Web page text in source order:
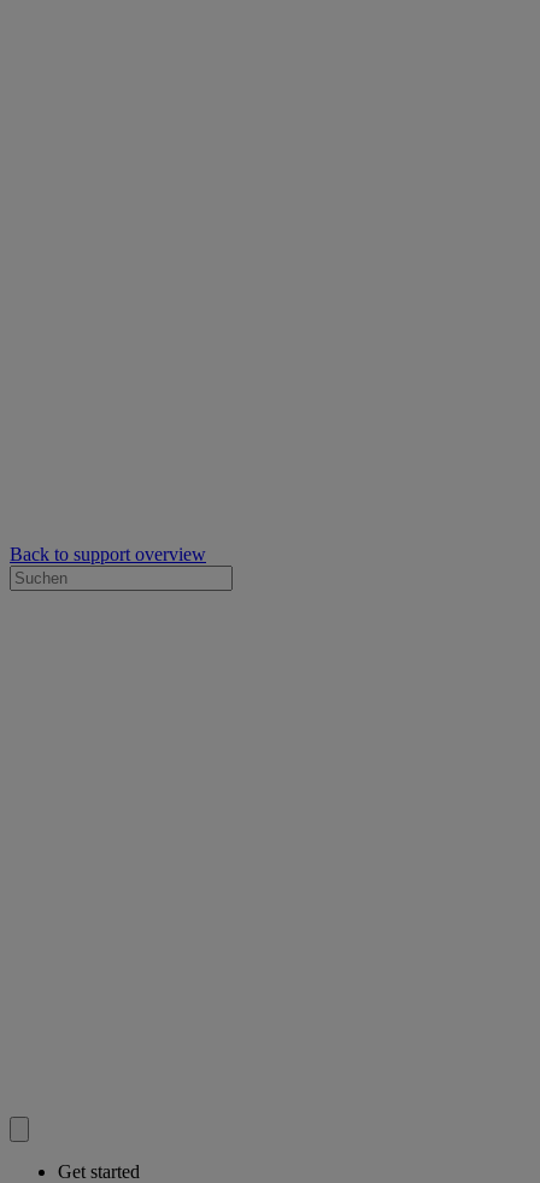
Back to support overview
Get started